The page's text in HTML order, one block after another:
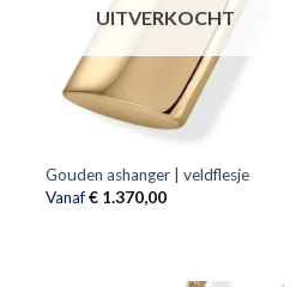
UITVERKOCHT
Gouden ashanger | veldflesje
Vanaf€1.370,00